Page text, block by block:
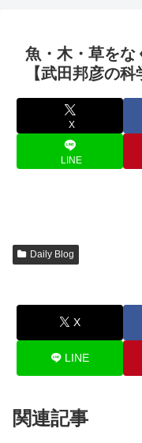
魚・木・草をな
【武田邦彦の科
X
LINE
Daily Blog
X
LINE
関連記事